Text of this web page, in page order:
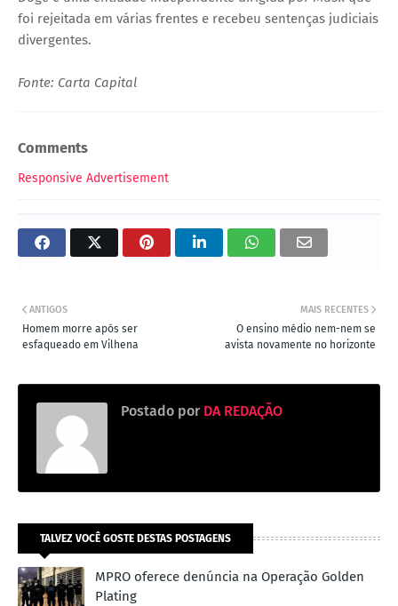
foi rejeitada em várias frentes e recebeu sentenças judiciais
divergentes.
Fonte: Carta Capital
Comments
Responsive Advertisement
MAIS RECENTES
O ensino médio nem-nem se
avista novamente no horizonte
ANTIGOS
Homem morre após ser
esfaqueado em Vilhena
Postado por DA REDAÇÃO
TALVEZ VOCÊ GOSTE DESTAS POSTAGENS
MPRO oferece denúncia na Operação Golden
Plating